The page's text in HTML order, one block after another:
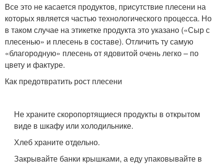
Все это не касается продуктов, присутствие плесени на
которых является частью технологического процесса. Но
в таком случае на этикетке продукта это указано («Сыр с
плесенью» и плесень в составе). Отличить ту самую
«благородную» плесень от ядовитой очень легко – по
цвету и фактуре.
Как предотвратить рост плесени
Не храните скоропортящиеся продукты в открытом
виде в шкафу или холодильнике.
Хлеб храните отдельно.
Закрывайте банки крышками, а еду упаковывайте в